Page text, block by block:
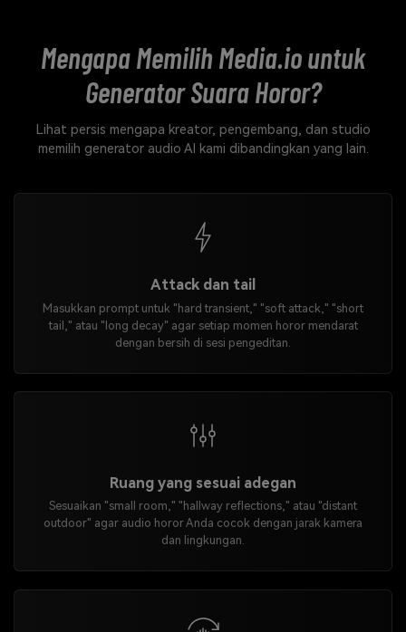
Mengapa Memilih Media.io untuk
Generator Suara Horor?
Lihat persis mengapa kreator, pengembang, dan studio
memilih generator audio AI kami dibandingkan yang lain.
Attack dan tail
Masukkan prompt untuk "hard transient," "soft attack," "short
tail," atau "long decay" agar setiap momen horor mendarat
dengan bersih di sesi pengeditan.
Ruang yang sesuai adegan
Sesuaikan "small room," "hallway reflections," atau "distant
outdoor" agar audio horor Anda cocok dengan jarak kamera
dan lingkungan.